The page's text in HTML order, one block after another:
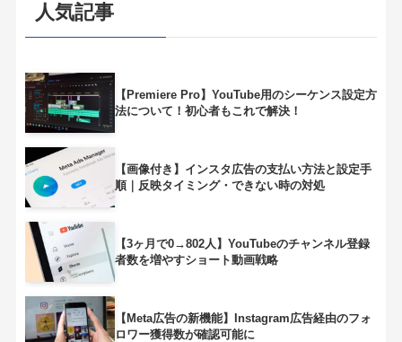
人気記事
【Premiere Pro】YouTube用のシーケンス設定方
法について！初心者もこれで解決！
【画像付き】インスタ広告の支払い方法と設定手
順｜反映タイミング・できない時の対処
【3ヶ月で0→802人】YouTubeのチャンネル登録
者数を増やすショート動画戦略
【Meta広告の新機能】Instagram広告経由のフォ
ロワー獲得数が確認可能に